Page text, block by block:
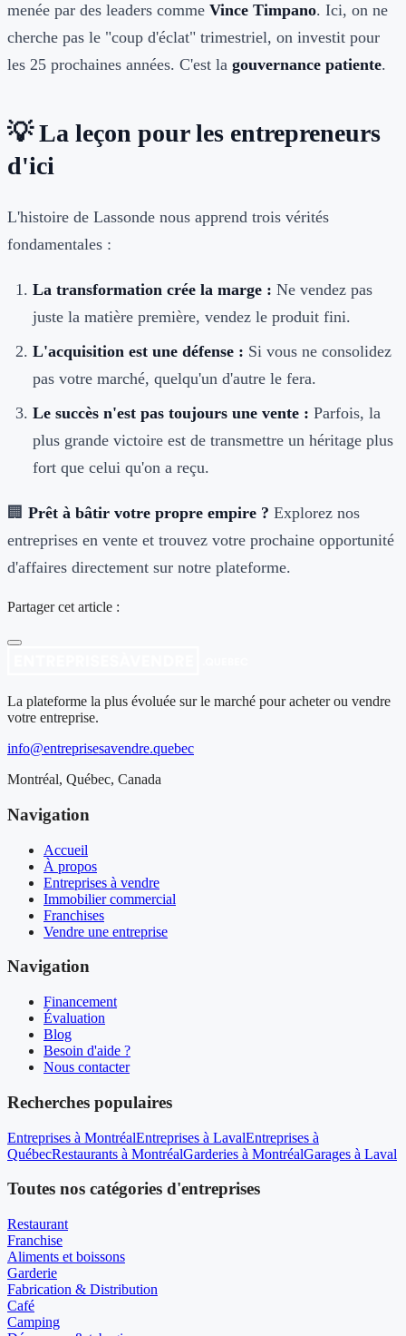
menée par des leaders comme Vince Timpano. Ici, on ne
cherche pas le "coup d'éclat" trimestriel, on investit pour
les 25 prochaines années. C'est la gouvernance patiente.
💡 La leçon pour les entrepreneurs
d'ici
L'histoire de Lassonde nous apprend trois vérités
fondamentales :
La transformation crée la marge : Ne vendez pas
juste la matière première, vendez le produit fini.
L'acquisition est une défense : Si vous ne consolidez
pas votre marché, quelqu'un d'autre le fera.
Le succès n'est pas toujours une vente : Parfois, la
plus grande victoire est de transmettre un héritage plus
fort que celui qu'on a reçu.
🏢 Prêt à bâtir votre propre empire ? Explorez nos
entreprises en vente et trouvez votre prochaine opportunité
d'affaires directement sur notre plateforme.
Partager cet article :
La plateforme la plus évoluée sur le marché pour acheter ou vendre
votre entreprise.
info@entreprisesavendre.quebec
Montréal, Québec, Canada
Navigation
Accueil
À propos
Entreprises à vendre
Immobilier commercial
Franchises
Vendre une entreprise
Navigation
Financement
Évaluation
Blog
Besoin d'aide ?
Nous contacter
Recherches populaires
Entreprises à MontréalEntreprises à LavalEntreprises à
QuébecRestaurants à MontréalGarderies à MontréalGarages à Laval
Toutes nos catégories d'entreprises
Restaurant
Franchise
Aliments et boissons
Garderie
Fabrication & Distribution
Café
Camping